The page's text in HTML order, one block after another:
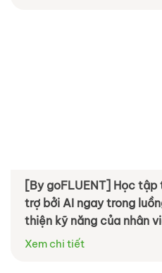
[By goFLUENT] Học
trợ bởi AI ngay trong
thiện kỹ năng của nhân
Xem chi tiết